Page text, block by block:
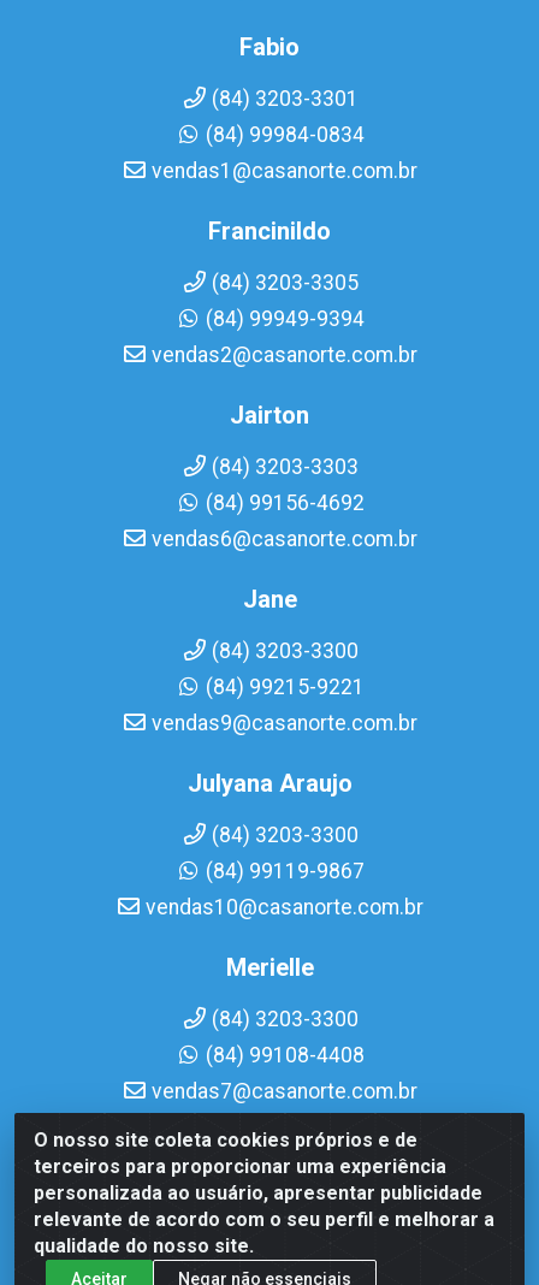
O nosso site coleta cookies próprios e de
terceiros para proporcionar uma experiência
personalizada ao usuário, apresentar publicidade
relevante de acordo com o seu perfil e melhorar a
qualidade do nosso site.
Aceitar Negar não essenciais
Fabio
(84) 3203-3301
(84) 99984-0834
vendas1@casanorte.com.br
Francinildo
(84) 3203-3305
(84) 99949-9394
vendas2@casanorte.com.br
Jairton
(84) 3203-3303
(84) 99156-4692
vendas6@casanorte.com.br
Jane
(84) 3203-3300
(84) 99215-9221
vendas9@casanorte.com.br
Julyana Araujo
(84) 3203-3300
(84) 99119-9867
vendas10@casanorte.com.br
Merielle
(84) 3203-3300
(84) 99108-4408
vendas7@casanorte.com.br
Casa Norte LTDA - Av. Interventor Mário Câmara, 1815 -
Dix-Sept Rosado, Natal/RN - CEP 59054-600 - CNPJ
08.713.513/0001-51